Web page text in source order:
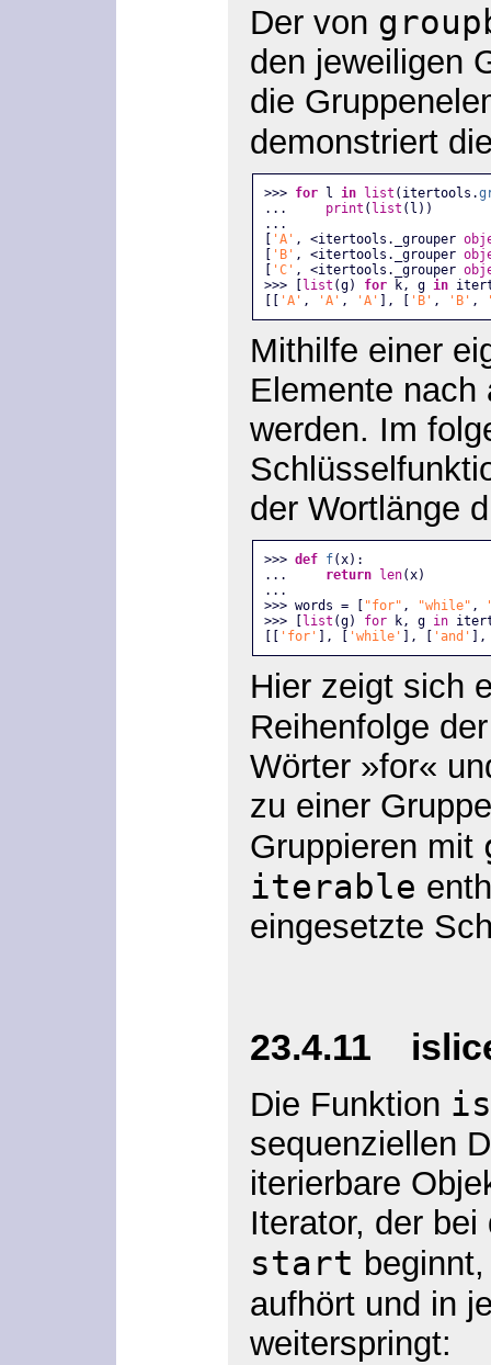
Der von
den jeweiligen
die
demonstriert
>>> for l in list (itertools.
... print ( list (l))
...
[ 'A' , <itertools._grouper
[ 'B' , <itertools._grouper
[ 'C' , <itertools._grouper
>>> [list (g) for k, g in
[[ 'A' , 'A' , 'A' ], [ 'B' , 'B' ,
Mithilfe einer
Elemente nach
werden. Im
der Wortlänge
>>> def f(x):
... return len(x)
...
>>> words = [ "for" , "while" ,
>>> [list (g) for k, g in
[[ 'for' ], [ 'while' ], [ 'and' ],
Hier zeigt sich
Reihenfolge
Wörter »for«
zu einer
Gruppieren mit
iterable
eingesetzte
23.4.11
Die Funktion
sequenziellen
iterierbare
Iterator, der
start
aufhört und in
weiterspringt: